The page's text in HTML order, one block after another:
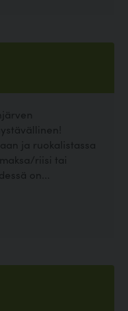
ja ruokalistassa
riisi tai
on...